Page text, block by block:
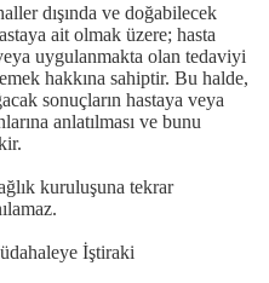
dışında ve doğabilecek
ait olmak üzere; hasta
uygulanmakta olan tedaviyi
hakkına sahiptir. Bu halde,
sonuçların hastaya veya
anlatılması ve bunu
kuruluşuna tekrar
İştiraki